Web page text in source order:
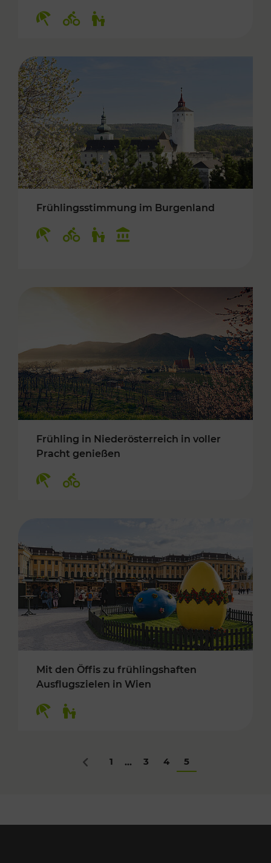
Frühlingsstimmung im Burgenland
Frühling in Niederösterreich in voller
Pracht genießen
Mit den Öffis zu frühlingshaften
Ausflugszielen in Wien
Zurück
1 ... 3 4 5